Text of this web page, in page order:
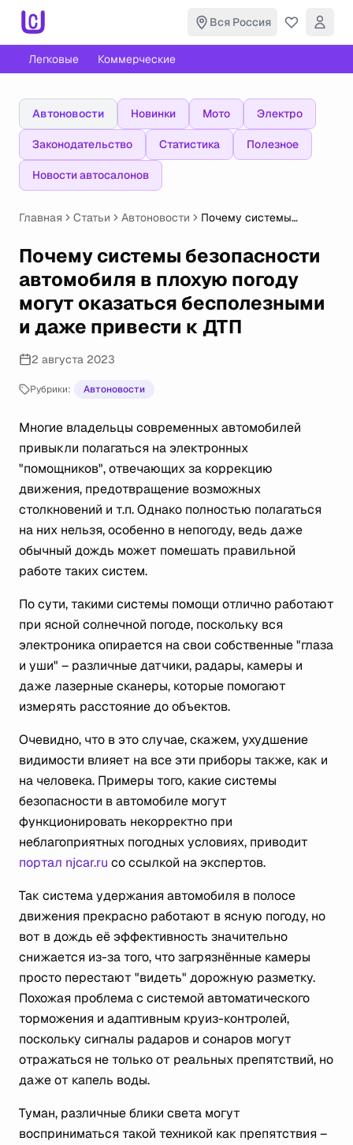
Вся Россия
Легковые Коммерческие
Автоновости Новинки Мото Электро
Законодательство Статистика Полезное
Новости автосалонов
Главная Статьи Автоновости
Почему системы
автомобиля в плохую
погоду могут оказаться
бесполезными и даже
привести к ДТП
Почему системы безопасности
автомобиля в плохую погоду
могут оказаться бесполезными
и даже привести к ДТП
2 августа 2023
Рубрики: Автоновости
Многие владельцы современных автомобилей
привыкли полагаться на электронных
"помощников", отвечающих за коррекцию
движения, предотвращение возможных
столкновений и т.п. Однако полностью полагаться
на них нельзя, особенно в непогоду, ведь даже
обычный дождь может помешать правильной
работе таких систем.
По сути, такими системы помощи отлично работают
при ясной солнечной погоде, поскольку вся
электроника опирается на свои собственные "глаза
и уши" – различные датчики, радары, камеры и
даже лазерные сканеры, которые помогают
измерять расстояние до объектов.
Очевидно, что в это случае, скажем, ухудшение
видимости влияет на все эти приборы также, как и
на человека. Примеры того, какие системы
безопасности в автомобиле могут
функционировать некорректно при
неблагоприятных погодных условиях, приводит
портал njcar.ru со ссылкой на экспертов.
Так система удержания автомобиля в полосе
движения прекрасно работают в ясную погоду, но
вот в дождь её эффективность значительно
снижается из-за того, что загрязнённые камеры
просто перестают "видеть" дорожную разметку.
Похожая проблема с системой автоматического
торможения и адаптивным круиз-контролей,
поскольку сигналы радаров и сонаров могут
отражаться не только от реальных препятствий, но
даже от капель воды.
Туман, различные блики света могут
восприниматься такой техникой как препятствия –